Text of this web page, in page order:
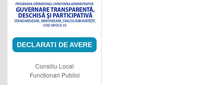
DECLARATI DE AVERE
Consiliu Local
Functionari Publici